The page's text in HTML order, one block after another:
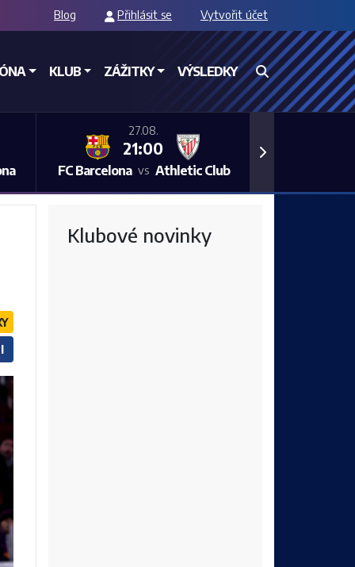
Blog Přihlásit se Vytvořit účet
KLUB ZÁŽITKY VÝSLEDKY
27.08.
21:00
FC Barcelona vs Athletic Club
Next
Klubové novinky